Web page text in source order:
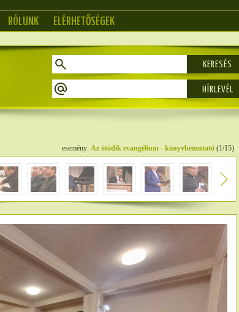
RÓLUNK ELÉRHETŐSÉGEK
KERESÉS
esemény: Az ötödik evangélium - könyvbemutató (1/15)